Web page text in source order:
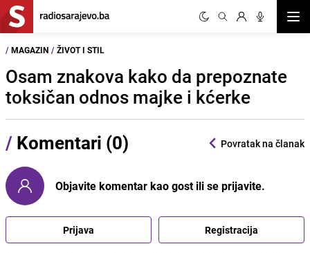
/ MAGAZIN / ŽIVOT I STIL
Osam znakova kako da prepoznate
toksičan odnos majke i kćerke
/ Komentari (0) Povratak na članak
Objavite komentar kao gost ili se prijavite.
Prijava Registracija